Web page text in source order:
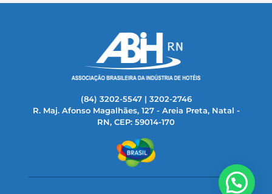
(84) 3202-5547 | 3202-2746
R. Maj. Afonso Magalhães, 127 - Areia Preta, Natal -
RN, CEP: 59014-170